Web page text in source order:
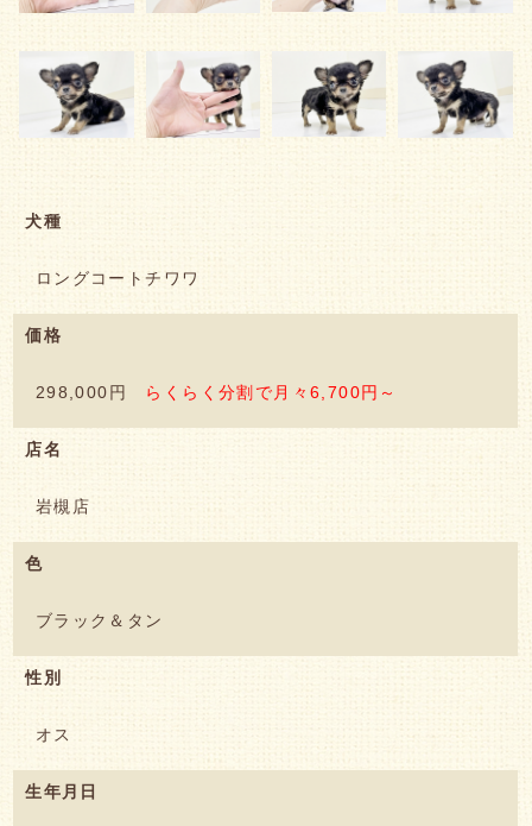
犬種
ロングコートチワワ
価格
298,000円 らくらく分割で月々6,700円～
店名
岩槻店
色
ブラック＆タン
性別
オス
生年月日